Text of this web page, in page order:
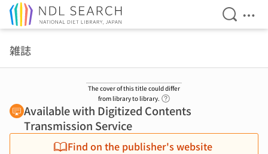
Open
雑誌
The cover of this title could differ
from library to library.
Available with Digitized Contents
Transmission Service
Find on the publisher's website